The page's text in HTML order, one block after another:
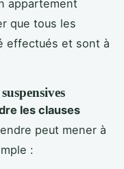
appartement
que tous les
effectués et sont à
les clauses
peut mener à
: